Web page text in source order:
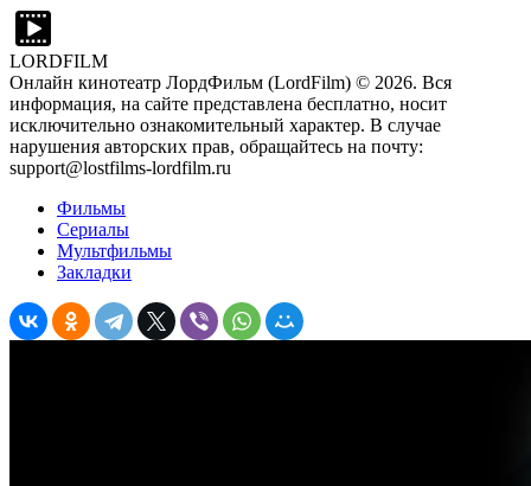
LORDFILM
Онлайн кинотеатр ЛордФильм (LordFilm) © 2026. Вся
информация, на сайте представлена бесплатно, носит
исключительно ознакомительный характер. В случае
нарушения авторских прав, обращайтесь на почту:
support@lostfilms-lordfilm.ru
Фильмы
Сериалы
Мультфильмы
Закладки